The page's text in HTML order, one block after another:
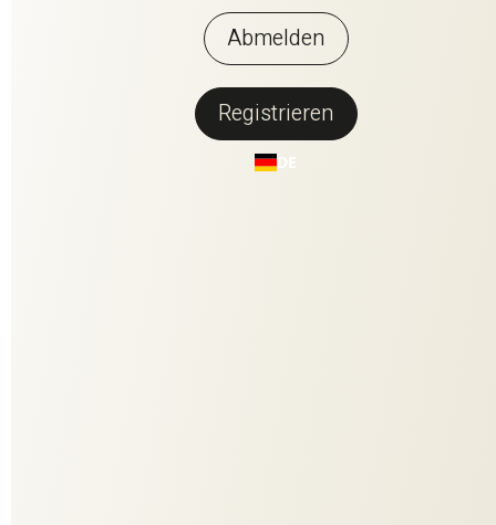
Abmelden
Registrieren
DE